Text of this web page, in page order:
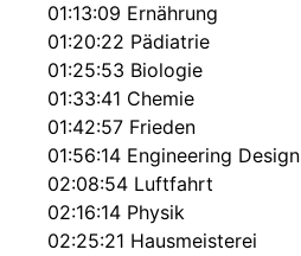
01:13:09 Ernährung
01:20:22 Pädiatrie
01:25:53 Biologie
01:33:41 Chemie
01:42:57 Frieden
01:56:14 Engineering Design
02:08:54 Luftfahrt
02:16:14 Physik
02:25:21 Hausmeisterei